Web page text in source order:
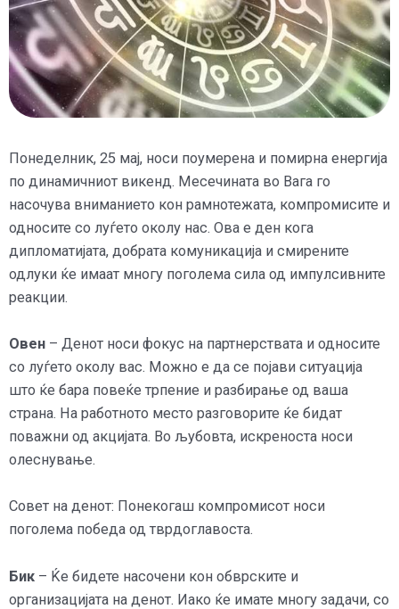
Понеделник, 25 мај, носи поумерена и помирна енергија
по динамичниот викенд. Месечината во Вага го
насочува вниманието кон рамнотежата, компромисите и
односите со луѓето околу нас. Ова е ден кога
дипломатијата, добрата комуникација и смирените
одлуки ќе имаат многу поголема сила од импулсивните
реакции.
Овен – Денот носи фокус на партнерствата и односите
со луѓето околу вас. Можно е да се појави ситуација
што ќе бара повеќе трпение и разбирање од ваша
страна. На работното место разговорите ќе бидат
поважни од акцијата. Во љубовта, искреноста носи
олеснување.
Совет на денот: Понекогаш компромисот носи
поголема победа од тврдоглавоста.
Бик – Ќе бидете насочени кон обврските и
организацијата на денот. Иако ќе имате многу задачи, со